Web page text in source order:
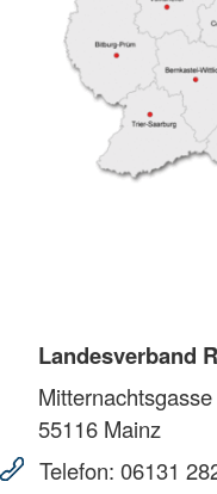
Landesverband
55116 Mainz
Telefon: 06131